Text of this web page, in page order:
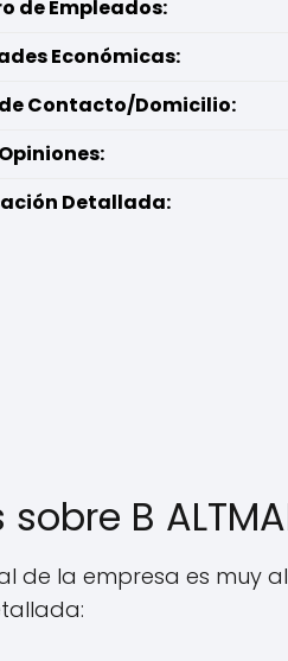
de Empleados:
Económicas:
Contacto/Domicilio:
Opiniones:
Detallada:
B
de la empresa es muy